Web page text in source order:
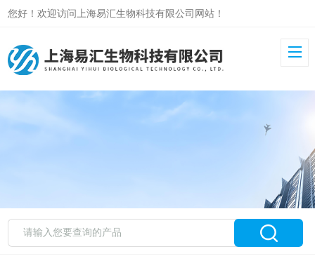
您好！欢迎访问上海易汇生物科技有限公司网站！